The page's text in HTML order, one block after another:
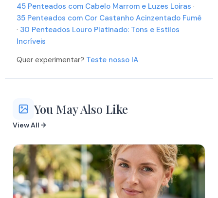
More
More
More
More
More
More
45 Penteados com Cabelo Marrom e Luzes Loiras ·
35 Penteados com Cor Castanho Acinzentado Fumê
· 30 Penteados Louro Platinado: Tons e Estilos
Incríveis
Quer experimentar? Teste nosso IA
You May Also Like
View All